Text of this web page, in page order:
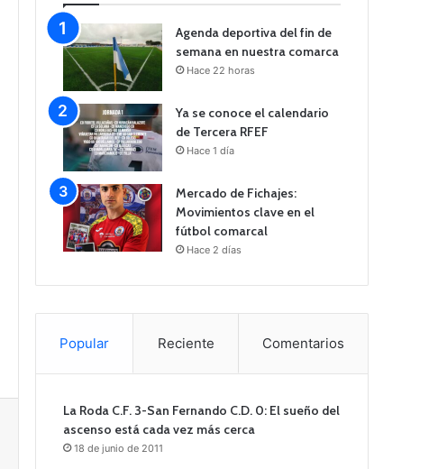
Agenda deportiva del fin de
semana en nuestra comarca
Hace 22 horas
Ya se conoce el calendario
de Tercera RFEF
Hace 1 día
Mercado de Fichajes:
Movimientos clave en el
fútbol comarcal
Hace 2 días
Popular Reciente Comentarios
La Roda C.F. 3-San Fernando C.D. 0: El sueño del
ascenso está cada vez más cerca
18 de junio de 2011